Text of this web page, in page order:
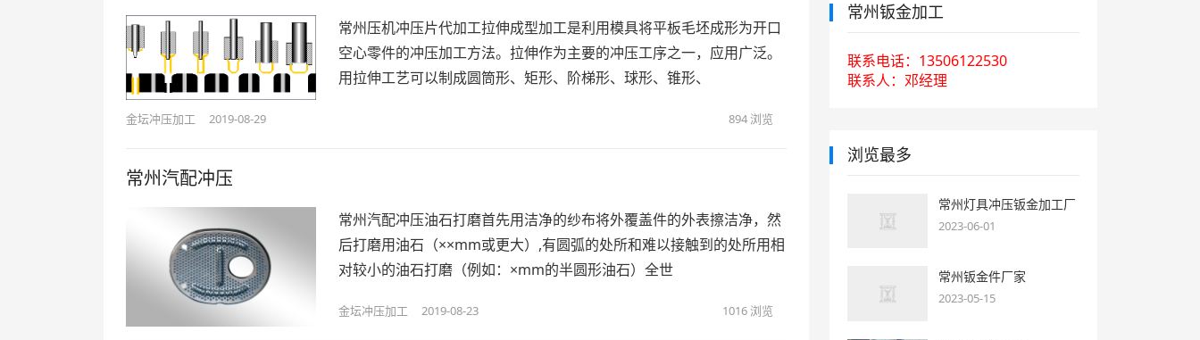
常州压机冲压片代加工拉伸成型加工是利用模具将平板毛坯成形为开口
空心零件的冲压加工方法。拉伸作为主要的冲压工序之一，应用广泛。
用拉伸工艺可以制成圆筒形、矩形、阶梯形、球形、锥形、
金坛冲压加工 2019-08-29 894浏览
常州汽配冲压
常州汽配冲压油石打磨首先用洁净的纱布将外覆盖件的外表擦洁净，然
后打磨用油石（××mm或更大）,有圆弧的处所和难以接触到的处所用相
对较小的油石打磨（例如：×mm的半圆形油石）全世
金坛冲压加工 2019-08-23 1016浏览
常州钣金加工
联系电话：13506122530
联系人：邓经理
浏览最多
常州灯具冲压钣金加工厂
2023-06-01
常州钣金件厂家
2023-05-15